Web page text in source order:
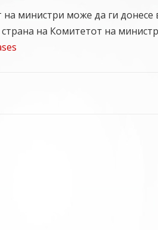
министри може да ги донесе
на Комитетот на